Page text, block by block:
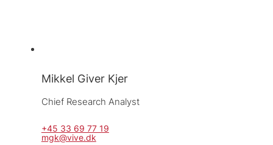
Mikkel Giver Kjer
Chief Research Analyst
+45 33 69 77 19
mgk@vive.dk